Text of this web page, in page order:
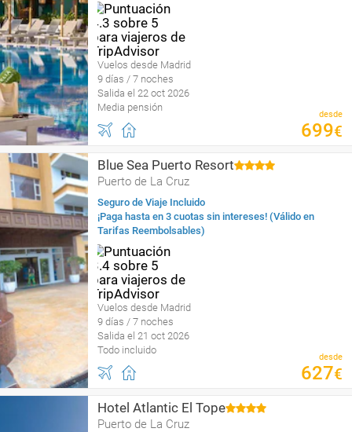
Vuelos desde Madrid
9 días / 7 noches
Salida el 22 oct 2026
Media pensión
desde
699€
Blue Sea Puerto Resort
Puerto de La Cruz
Seguro de Viaje Incluido
¡Paga hasta en 3 cuotas sin intereses! (Válido en
Tarifas Reembolsables)
Vuelos desde Madrid
9 días / 7 noches
Salida el 21 oct 2026
Todo incluido
desde
627€
Hotel Atlantic El Tope
Puerto de La Cruz